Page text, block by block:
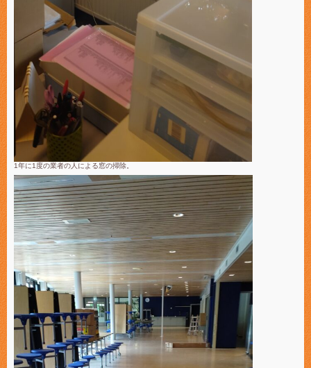
1年に1度の業者の人による窓の掃除。